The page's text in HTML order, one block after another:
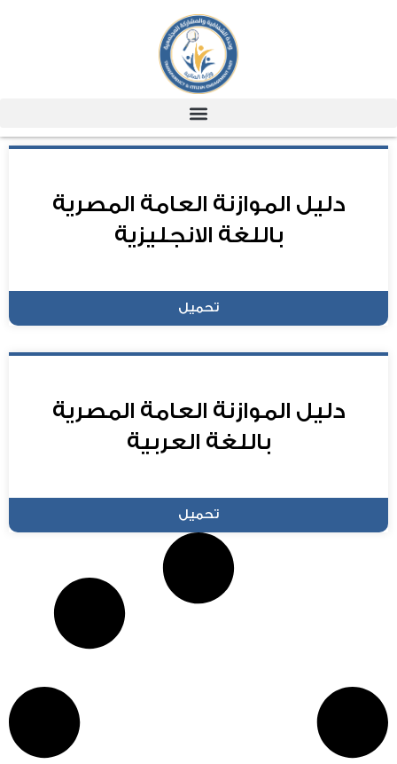
دليل الموازنة العامة المصرية
باللغة الانجليزية
تحميل
دليل الموازنة العامة المصرية
باللغة العربية
تحميل